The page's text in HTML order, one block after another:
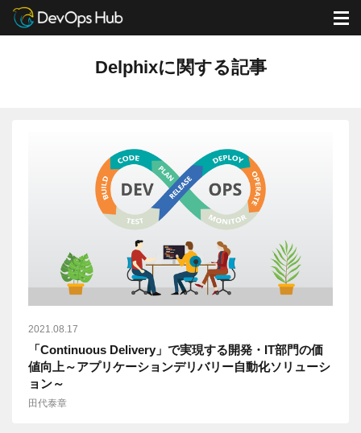
DevOps Hub ブログ Delphixに関する記事
Delphixに関する記事
2021.08.17
「Continuous Delivery」で実現する開発・IT部門の価
値向上～アプリケーションデリバリー自動化ソリューシ
ョン～
田代泰章